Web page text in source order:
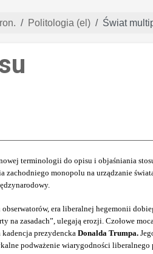
Politologia (el) Świat
terminologii do opisu i objaśniania
zachodniego monopolu na urządzanie
era liberalnej hegemonii
na zasadach”, ulegają erozji. Czołowe
prezydencka Donalda Trumpa.
podważenie wiarygodności liberalnego